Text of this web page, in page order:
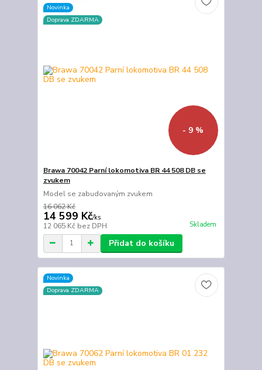
Novinka
Doprava ZDARMA
- 9 %
Brawa 70042 Parní lokomotiva BR 44 508 DB se
zvukem
Model se zabudovaným zvukem
16 062 Kč
14 599 Kč/ks
12 065 Kč bez DPH Skladem
Přidat do košíku
Novinka
Doprava ZDARMA